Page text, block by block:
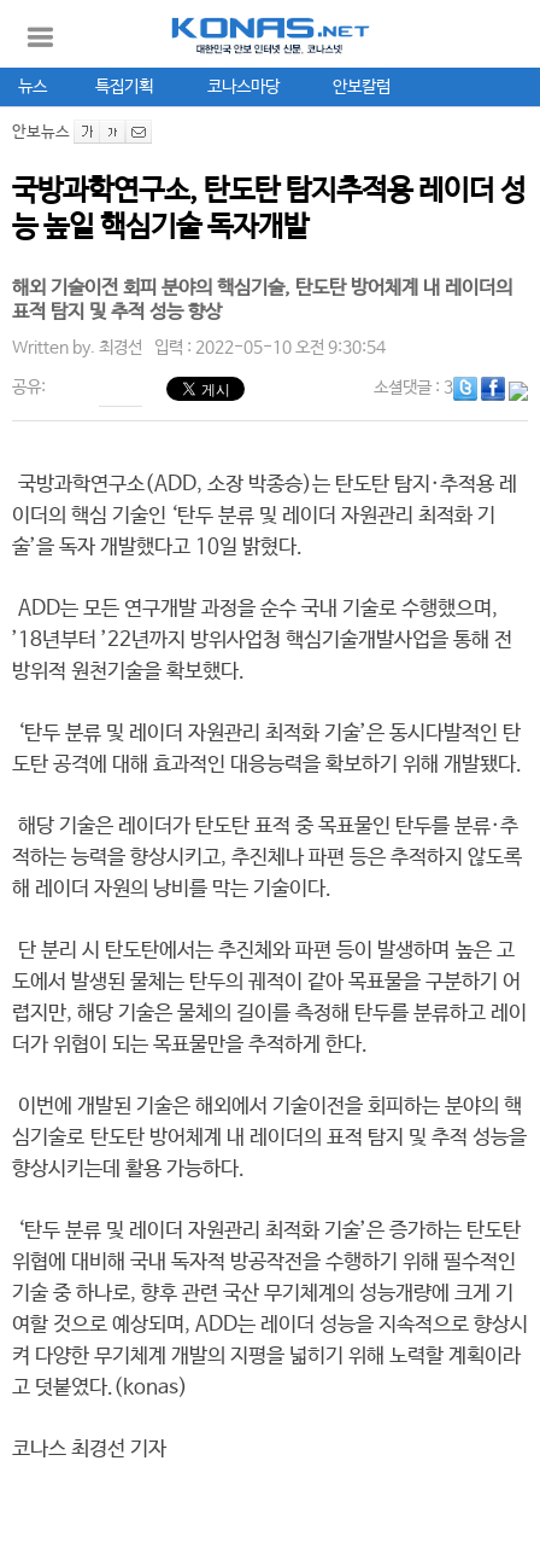
뉴스 특집기획 코나스마당 안보칼럼
안보뉴스
국방과학연구소, 탄도탄 탐지추적용 레이더 성
능 높일 핵심기술 독자개발
해외 기술이전 회피 분야의 핵심기술, 탄도탄 방어체계 내 레이더의
표적 탐지 및 추적 성능 향상
Written by. 최경선 입력 : 2022-05-10 오전 9:30:54
공유: 소셜댓글: 3
국방과학연구소(ADD, 소장 박종승)는 탄도탄 탐지·추적용 레
이더의 핵심 기술인 ‘탄두 분류 및 레이더 자원관리 최적화 기
술’을 독자 개발했다고 10일 밝혔다.
ADD는 모든 연구개발 과정을 순수 국내 기술로 수행했으며,
’18년부터 ’22년까지 방위사업청 핵심기술개발사업을 통해 전
방위적 원천기술을 확보했다.
‘탄두 분류 및 레이더 자원관리 최적화 기술’은 동시다발적인 탄
도탄 공격에 대해 효과적인 대응능력을 확보하기 위해 개발됐다.
해당 기술은 레이더가 탄도탄 표적 중 목표물인 탄두를 분류·추
적하는 능력을 향상시키고, 추진체나 파편 등은 추적하지 않도록
해 레이더 자원의 낭비를 막는 기술이다.
단 분리 시 탄도탄에서는 추진체와 파편 등이 발생하며 높은 고
도에서 발생된 물체는 탄두의 궤적이 같아 목표물을 구분하기 어
렵지만, 해당 기술은 물체의 길이를 측정해 탄두를 분류하고 레이
더가 위협이 되는 목표물만을 추적하게 한다.
이번에 개발된 기술은 해외에서 기술이전을 회피하는 분야의 핵
심기술로 탄도탄 방어체계 내 레이더의 표적 탐지 및 추적 성능을
향상시키는데 활용 가능하다.
‘탄두 분류 및 레이더 자원관리 최적화 기술’은 증가하는 탄도탄
위협에 대비해 국내 독자적 방공작전을 수행하기 위해 필수적인
기술 중 하나로, 향후 관련 국산 무기체계의 성능개량에 크게 기
여할 것으로 예상되며, ADD는 레이더 성능을 지속적으로 향상시
켜 다양한 무기체계 개발의 지평을 넓히기 위해 노력할 계획이라
고 덧붙였다.(konas)
코나스 최경선 기자